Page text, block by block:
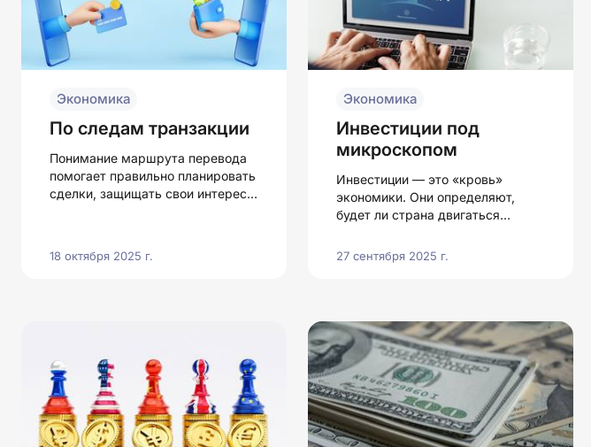
Экономика
По следам транзакции
Понимание маршрута перевода
помогает правильно планировать
сделки, защищать свои интересы
18 октября 2025 г.
Экономика
Инвестиции под
микроскопом
Инвестиции — это «кровь»
экономики. Они определяют,
будет ли страна двигаться
и обеспечивать своим гражданам
высокий уровень жизни.
27 сентября 2025 г.